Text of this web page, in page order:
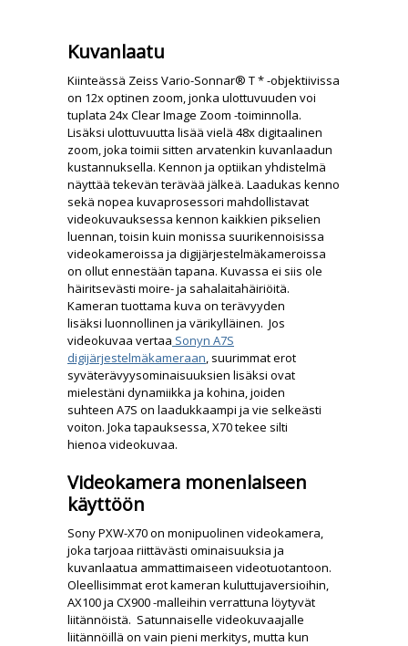
Kuvanlaatu
Kiinteässä Zeiss Vario-Sonnar® T * -objektiivissa
on 12x optinen zoom, jonka ulottuvuuden voi
tuplata 24x Clear Image Zoom -toiminnolla.
Lisäksi ulottuvuutta lisää vielä 48x digitaalinen
zoom, joka toimii sitten arvatenkin kuvanlaadun
kustannuksella. Kennon ja optiikan yhdistelmä
näyttää tekevän terävää jälkeä. Laadukas kenno
sekä nopea kuvaprosessori mahdollistavat
videokuvauksessa kennon kaikkien pikselien
luennan, toisin kuin monissa suurikennoisissa
videokameroissa ja digijärjestelmäkameroissa
on ollut ennestään tapana. Kuvassa ei siis ole
häiritsevästi moire- ja sahalaitahäiriöitä.
Kameran tuottama kuva on terävyyden
lisäksi luonnollinen ja värikylläinen. Jos
videokuvaa vertaa Sonyn A7S
digijärjestelmäkameraan, suurimmat erot
syväterävyysominaisuuksien lisäksi ovat
mielestäni dynamiikka ja kohina, joiden
suhteen A7S on laadukkaampi ja vie selkeästi
voiton. Joka tapauksessa, X70 tekee silti
hienoa videokuvaa.
Videokamera monenlaiseen
käyttöön
Sony PXW-X70 on monipuolinen videokamera,
joka tarjoaa riittävästi ominaisuuksia ja
kuvanlaatua ammattimaiseen videotuotantoon.
Oleellisimmat erot kameran kuluttujaversioihin,
AX100 ja CX900 -malleihin verrattuna löytyvät
liitännöistä. Satunnaiselle videokuvaajalle
liitännöillä on vain pieni merkitys, mutta kun